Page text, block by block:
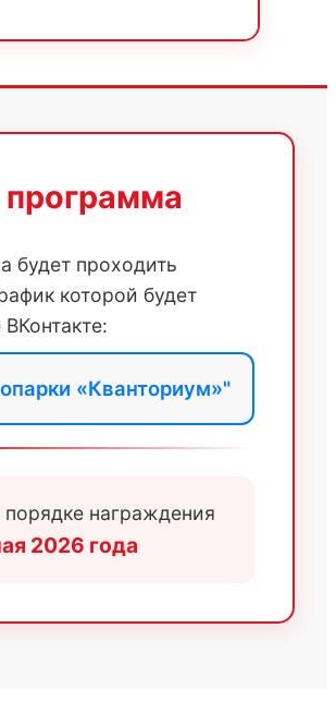
будет проходить
которой будет
«Кванториум»"
награждения
2026 года